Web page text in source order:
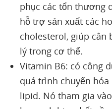
phục các tổn thương
hỗ trợ sản xuất các
cholesterol, giúp cân
lý trong cơ thể.
Vitamin B6: có công
quá trình chuyển
lipid. Nó tham gia